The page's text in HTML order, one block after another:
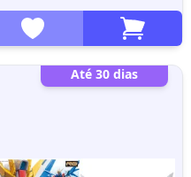
Até 30 dias